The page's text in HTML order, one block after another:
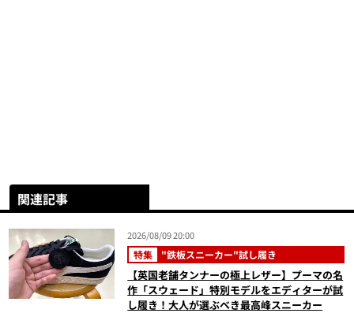
関連記事
2026/08/09 20:00
特集 "鉄板スニーカー"試し履き
【英国老舗タンナーの極上レザー】プーマの名
作「スウェード」特別モデルをエディターが試
し履き！大人が選ぶべき最高峰スニーカー